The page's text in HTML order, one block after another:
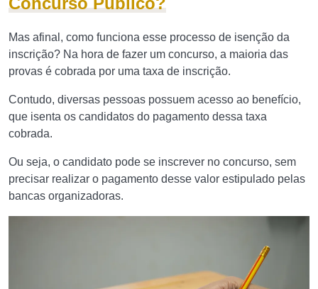
Mas afinal, como funciona esse processo de isenção da
inscrição? Na hora de fazer um concurso, a maioria das
provas é cobrada por uma taxa de inscrição.
Contudo, diversas pessoas possuem acesso ao benefício,
que isenta os candidatos do pagamento dessa taxa
cobrada.
Ou seja, o candidato pode se inscrever no concurso, sem
precisar realizar o pagamento desse valor estipulado pelas
bancas organizadoras.